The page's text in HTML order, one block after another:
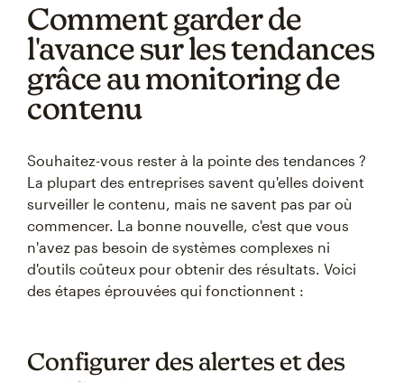
Comment garder de
l'avance sur les tendances
grâce au monitoring de
contenu
Souhaitez-vous rester à la pointe des tendances ?
La plupart des entreprises savent qu'elles doivent
surveiller le contenu, mais ne savent pas par où
commencer. La bonne nouvelle, c'est que vous
n'avez pas besoin de systèmes complexes ni
d'outils coûteux pour obtenir des résultats. Voici
des étapes éprouvées qui fonctionnent :
Configurer des alertes et des